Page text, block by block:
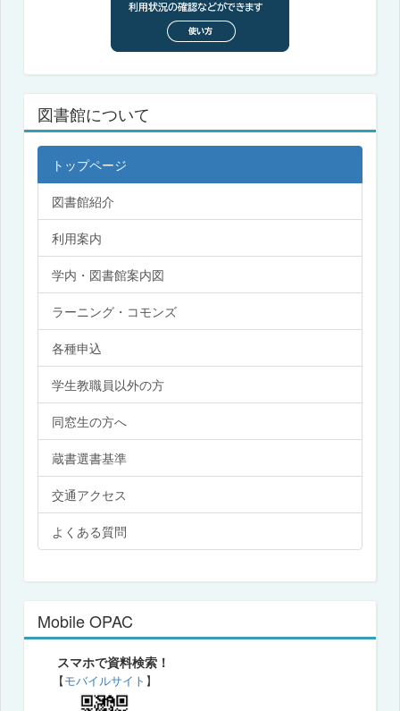
図書館について
トップページ
図書館紹介
利用案内
学内・図書館案内図
ラーニング・コモンズ
各種申込
学生教職員以外の方
同窓生の方へ
蔵書選書基準
交通アクセス
よくある質問
Mobile OPAC
スマホで資料検索！
【モバイルサイト 】